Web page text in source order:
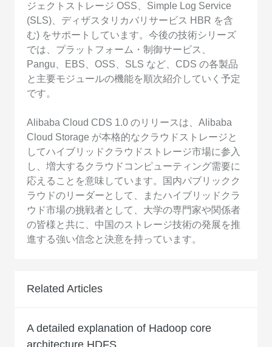
ジェクトストレージ OSS、Simple Log Service
(SLS)、ディザスタリカバリサービス HBR を含
む) をサポートしています。今後の技術シリーズ
では、プラットフォーム・制御サービス、
Pangu、EBS、OSS、SLS など、CDS の各製品
と主要モジュールの機能を順次紹介していく予定
です。
Alibaba Cloud CDS 1.0 のリリースは、Alibaba
Cloud Storage が本格的なクラウドストレージと
してハイブリッドクラウドストレージ市場に参入
し、増大するクラウドコンピューティング需要に
応えることを意味しています。国内パブリックク
ラウドのリーダーとして、またハイブリッドクラ
ウド市場の挑戦者として、大学の専門家や関係者
の皆様と共に、中国のストレージ技術の発展を推
進する強い信念と決意を持っています。
Related Articles
A detailed explanation of Hadoop core
architecture HDFS